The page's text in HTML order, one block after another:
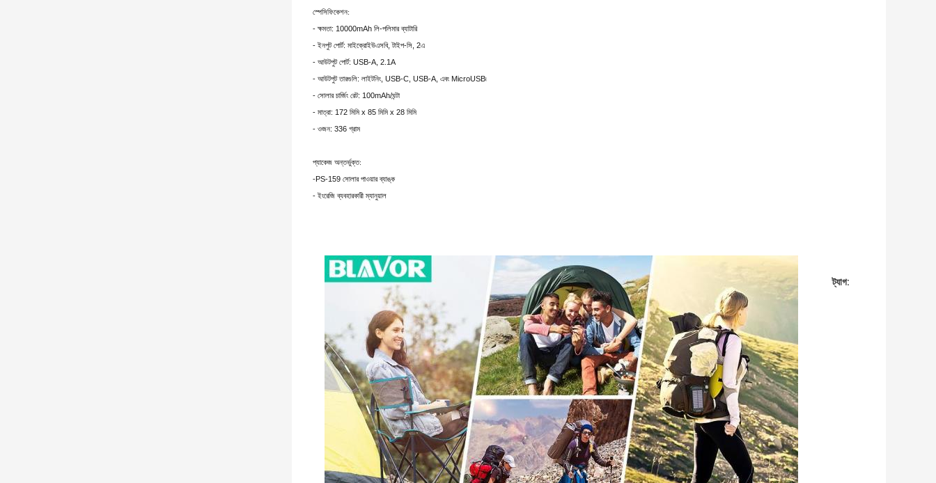
স্পেসিফিকেশন:
- ক্ষমতা: 10000mAh লি-পলিমার ব্যাটারি
- ইনপুট পোর্ট: মাইক্রোইউএসবি, টাইপ-সি, 2এ
- আউটপুট পোর্ট: USB-A, 2.1A
- আউটপুট তারগুলি: লাইটনিং, USB-C, USB-A, এবং MicroUSB৷
- সোলার চার্জিং রেট: 100mAh/ঘন্টা
- মাত্রা: 172 মিমি x 85 মিমি x 28 মিমি
- ওজন: 336 গ্রাম
প্যাকেজ অন্তর্ভুক্ত:
-PS-159 সোলার পাওয়ার ব্যাঙ্ক
- ইংরেজি ব্যবহারকারী ম্যানুয়াল
ট্যাগ: